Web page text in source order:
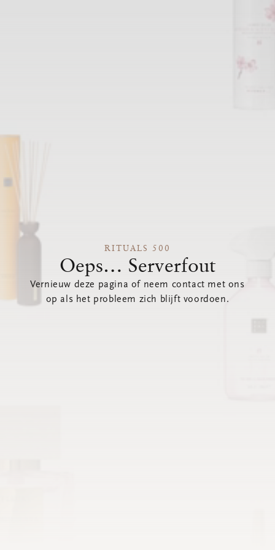
RITUALS 500
Oeps… Serverfout
Vernieuw deze pagina of neem contact met ons
op als het probleem zich blijft voordoen.